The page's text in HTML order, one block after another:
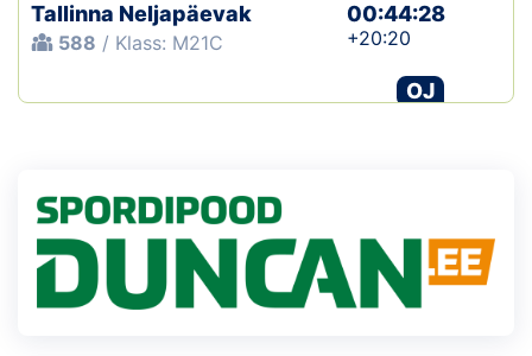
Tallinna Neljapäevak
588 / Klass: M21C
00:44:28
+20:20
OJ